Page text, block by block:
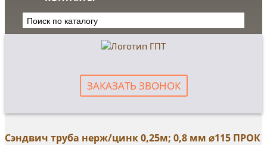
ЗАКАЗАТЬ ЗВОНОК
Сэндвич труба нерж/цинк 0,25м; 0,8 мм ⌀115 ПРОК